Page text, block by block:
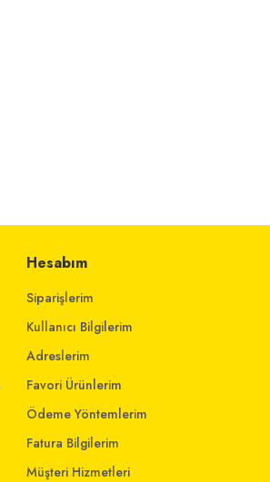
Hesabım
Siparişlerim
Kullanıcı Bilgilerim
Adreslerim
Favori Ürünlerim
Ödeme Yöntemlerim
Fatura Bilgilerim
Müşteri Hizmetleri